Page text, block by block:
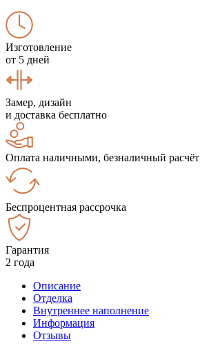
Изготовление
от 5 дней
Замер, дизайн
и доставка бесплатно
Оплата наличными, безналичный расчёт
Беспроцентная рассрочка
Гарантия
2 года
Описание
Отделка
Внутреннее наполнение
Информация
Отзывы